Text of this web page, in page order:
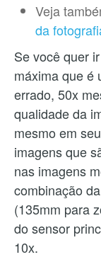
Veja
da
Se você quer
máxima que é
errado, 50x
qualidade da
mesmo em
imagens que
nas imagens
combinação
(135mm para
do sensor
10x.